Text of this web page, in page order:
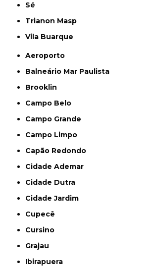
Sé
Trianon Masp
Vila Buarque
Aeroporto
Balneário Mar Paulista
Brooklin
Campo Belo
Campo Grande
Campo Limpo
Capão Redondo
Cidade Ademar
Cidade Dutra
Cidade Jardim
Cupecê
Cursino
Grajau
Ibirapuera